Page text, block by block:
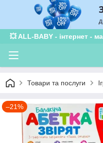
💥 ALL-BABY - інтернет -
Товари та послуги
–21%